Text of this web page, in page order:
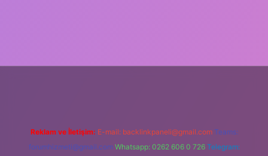
Reklam ve İletişim: E-mail: backlinkpaneli@gmail.com Teams:
forumhizmeti@gmail.com Whatsapp: 0262 606 0 726 Telegram: